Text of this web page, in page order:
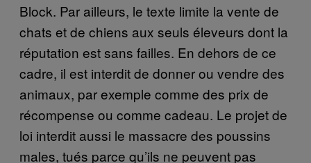
Block. Par ailleurs, le texte limite la vente de
chats et de chiens aux seuls éleveurs dont la
réputation est sans failles. En dehors de ce
cadre, il est interdit de donner ou vendre des
animaux, par exemple comme des prix de
récompense ou comme cadeau. Le projet de
loi interdit aussi le massacre des poussins
males, tués parce qu’ils ne peuvent pas